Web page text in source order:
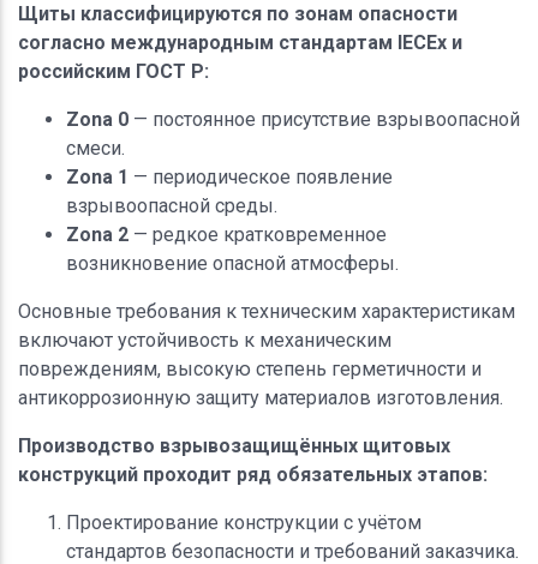
Щиты классифицируются по зонам опасности
согласно международным стандартам IECEx и
российским ГОСТ Р:
Zona 0 — постоянное присутствие взрывоопасной
смеси.
Zona 1 — периодическое появление
взрывоопасной среды.
Zona 2 — редкое кратковременное
возникновение опасной атмосферы.
Основные требования к техническим характеристикам
включают устойчивость к механическим
повреждениям, высокую степень герметичности и
антикоррозионную защиту материалов изготовления.
Производство взрывозащищённых щитовых
конструкций проходит ряд обязательных этапов:
Проектирование конструкции с учётом
стандартов безопасности и требований заказчика.